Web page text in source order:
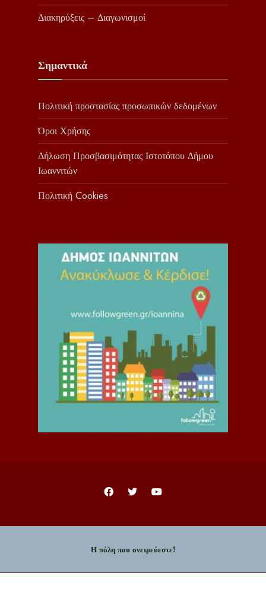
Διακηρύξεις – Διαγωνισμοί
Σημαντικά
Πολιτική προστασίας προσωπικών δεδομένων
Όροι Χρήσης
Δήλωση Προσβασιμότητας Ιστοτόπου Δήμου
Ιωαννιτών
Πολιτική Cookies
Η πόλη που ονειρεύεστε!